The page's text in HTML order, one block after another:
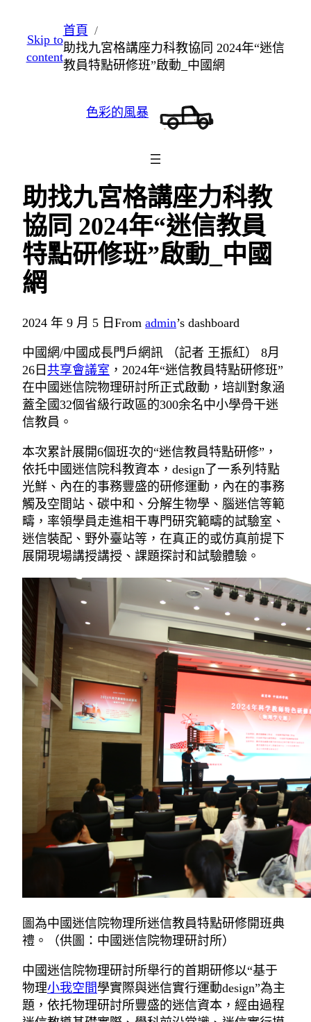
至
主
Skip to
content
首頁
助找九宮格講座力科教協同 2024年“迷信
教員特點研修班”啟動_中國網
色彩的風暴
助找九宮格講座力科教
協同 2024年“迷信教員
特點研修班”啟動_中國
網
2024 年 9 月 5 日 From admin’s dashboard
中國網/中國成長門戶網訊 （記者 王振紅） 8月
26日 共享會議室 ，2024年“迷信教員特點研修班”
在中國迷信院物理研討所正式啟動，培訓對象涵
蓋全國32個省級行政區的300余名中小學骨干迷
信教員。
本次累計展開6個班次的“迷信教員特點研修”，
依托中國迷信院科教資本，design了一系列特點
光鮮、內在的事務豐盛的研修運動，內在的事務
觸及空間站、碳中和、分解生物學、腦迷信等範
疇，率領學員走進相干專門研究範疇的試驗室、
迷信裝配、野外臺站等，在真正的或仿真前提下
展開現場講授講授、課題探討和試驗體驗。
圖為中國迷信院物理所迷信教員特點研修開班典
禮。（供圖：中國迷信院物理研討所）
中國迷信院物理研討所舉行的首期研修以“基于
物理小我空間學實際與迷信實行運動design”為主
題，依托物理研討所豐盛的迷信資本，經由過程